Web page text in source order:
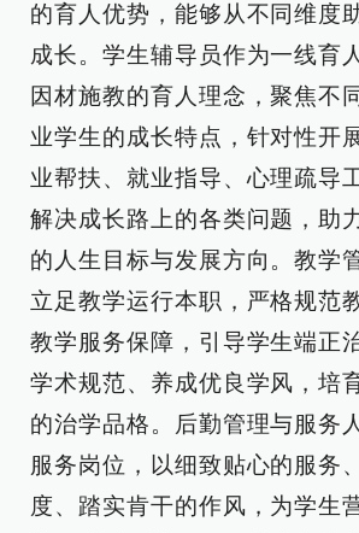
的育人优势，能够从不同维度
成长。学生辅导员作为一线育
因材施教的育人理念，聚焦不
业学生的成长特点，针对性开
业帮扶、就业指导、心理疏导
解决成长路上的各类问题，助
的人生目标与发展方向。教学
立足教学运行本职，严格规范
教学服务保障，引导学生端正
学术规范、养成优良学风，培
的治学品格。后勤管理与服务
服务岗位，以细致贴心的服务
度、踏实肯干的作风，为学生